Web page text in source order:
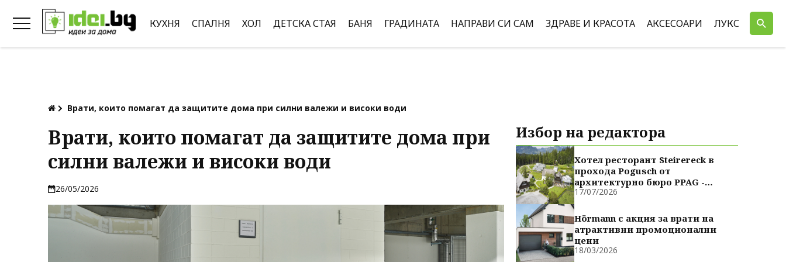
КУХНЯ СПАЛНЯ ХОЛ ДЕТСКА СТАЯ БАНЯ ГРАДИНАТА НАПРАВИ СИ САМ ЗДРАВЕ И КРАСОТА АКСЕСОАРИ ЛУКС
Врати, които помагат да защитите дома при силни валежи и високи води
Врати, които помагат да защитите дома при
силни валежи и високи води
26/05/2026
Избор на редактора
Хотел ресторант Steirereck в
прохода Pogusch от
архитектурно бюро PPAG -
духовно сродни
17/07/2026
Hörmann с акция за врати на
атрактивни промоционални
цени
18/03/2026